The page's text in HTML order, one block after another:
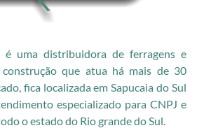
é uma distribuidora de ferragens e
que atua há mais de 30
fica localizada em Sapucaia do Sul
especializado para CNPJ e
o estado do Rio grande do Sul.